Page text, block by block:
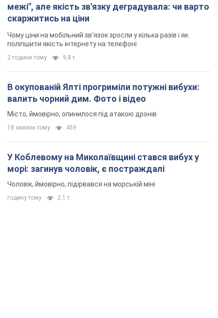
межі", але якість зв'язку деградувала: чи варто
скаржитись на ціни
Чому ціни на мобільний зв'язок зросли у кілька разів і як
поліпшити якість інтернету на телефоні
2 години тому 9,8 т.
В окупованій Ялті прогриміли потужні вибухи:
валить чорний дим. Фото і відео
Місто, ймовірно, опинилося під атакою дронів
18 хвилин тому 459
У Коблевому на Миколаївщині стався вибух у
морі: загинув чоловік, є постраждалі
Чоловік, ймовірно, підірвався на морській міні
годину тому 2,1 т.